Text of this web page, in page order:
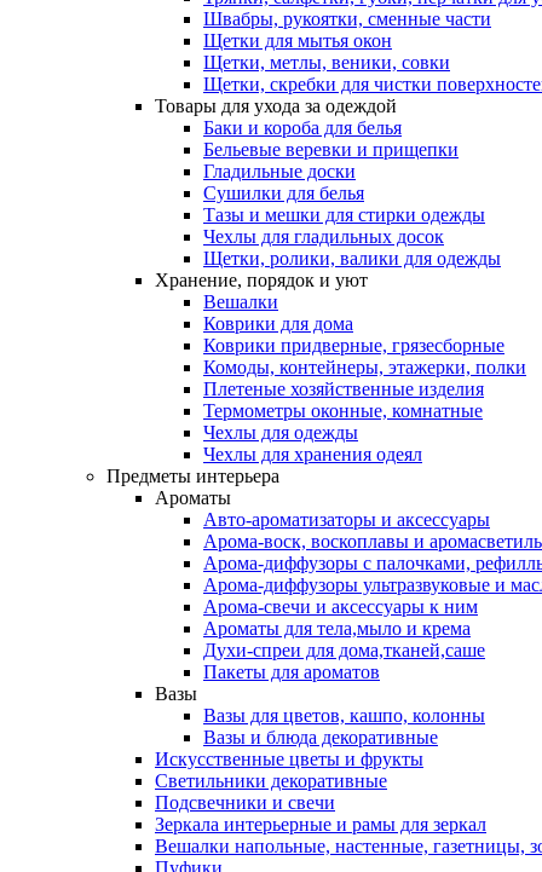
Швабры, рукоятки, сменные части
Щетки для мытья окон
Щетки, метлы, веники, совки
Щетки, скребки для чистки
Товары для ухода за одеждой
Баки и короба для белья
Бельевые веревки и прищепки
Гладильные доски
Сушилки для белья
Тазы и мешки для стирки одежды
Чехлы для гладильных досок
Щетки, ролики, валики для одежды
Хранение, порядок и уют
Вешалки
Коврики для дома
Коврики придверные, грязесборные
Комоды, контейнеры, этажерки, полки
Плетеные хозяйственные изделия
Термометры оконные, комнатные
Чехлы для одежды
Чехлы для хранения одеял
Предметы интерьера
Ароматы
Авто-ароматизаторы и аксессуары
Арома-воск, воскоплавы и
Арома-диффузоры с палочками,
Арома-диффузоры ультразвуковые и
Арома-свечи и аксессуары к ним
Ароматы для тела,мыло и крема
Духи-спреи для дома,тканей,саше
Пакеты для ароматов
Вазы
Вазы для цветов, кашпо, колонны
Вазы и блюда декоративные
Искусственные цветы и фрукты
Светильники декоративные
Подсвечники и свечи
Зеркала интерьерные и рамы для зеркал
Вешалки напольные, настенные, газетницы,
Пуфики